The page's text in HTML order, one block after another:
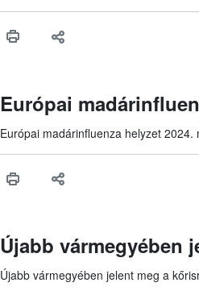
Európai
Európai madárinfluenza helyzet
Újabb vármegyében
Újabb vármegyében jelent meg a